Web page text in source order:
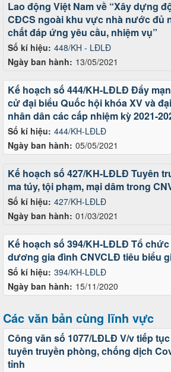
Số kí hiệu: 448/KH - LĐLĐ
Ngày ban hành: 13/05/2021
Lao động Việt Nam về “Xây dựng
CĐCS ngoài khu vực nhà nước đủ
chất đáp ứng yêu cầu, nhiệm vụ”
Số kí hiệu: 444/KH-LĐLĐ
Ngày ban hành: 05/05/2021
Kế hoạch số 444/KH-LĐLĐ Đẩy
cử đại biểu Quốc hội khóa XV và
nhân dân các cấp nhiệm kỳ 2021-
Số kí hiệu: 427/KH-LĐLĐ
Ngày ban hành: 01/03/2021
Kế hoạch số 427/KH-LĐLĐ Tuyên
ma túy, tội phạm, mại dâm trong
Số kí hiệu: 394/KH-LĐLĐ
Ngày ban hành: 15/11/2020
Kế hoạch số 394/KH-LĐLĐ Tổ
dương gia đình CNVCLĐ tiêu biểu
Các văn bản cùng lĩnh vực
Công văn số 1077/LĐLĐ V/v tiếp
tuyên truyền phòng, chống dịch
tỉnh